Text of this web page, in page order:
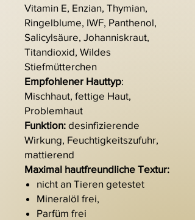
Vitamin E, Enzian, Thymian,
Ringelblume, IWF, Panthenol,
Salicylsäure, Johanniskraut,
Titandioxid, Wildes
Stiefmütterchen
Empfohlener Hauttyp:
Mischhaut, fettige Haut,
Problemhaut
Funktion: desinfizierende
Wirkung, Feuchtigkeitszufuhr,
mattierend
Maximal hautfreundliche Textur:
nicht an Tieren getestet
Mineralöl frei,
Parfüm frei